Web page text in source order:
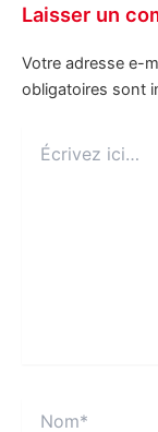
Laisser un
Votre adresse e-
obligatoires sont
ici…